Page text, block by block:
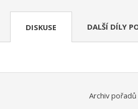
DISKUSE DALŠÍ DÍLY
Archiv pořadů